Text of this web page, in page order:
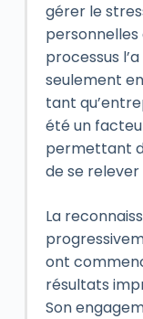
gérer le
personnelles
processus
seulement
tant
été un
permettant
de se
La
ont
résultats
Son